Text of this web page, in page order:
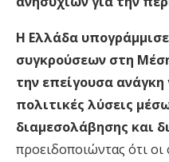
Η Ελλάδα
συγκρούσεων στη
την επείγουσα ανάγκη
πολιτικές λύσεις
διαμεσολάβησης και
προειδοποιώντας ότι οι